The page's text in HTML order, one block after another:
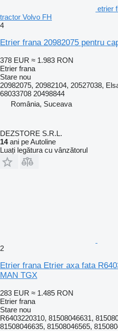
etrier
tractor Volvo FH
4
Etrier frana 20982075 pentru
378 EUR ≈ 1.983 RON
Etrier frana
Stare nou
20982075, 20982104, 20527038,
68033708 20498844
România, Suceava
DEZSTORE S.R.L.
14ani pe Autoline
Luați legătura cu vânzătorul
2
Etrier frana Etrier axa fata
MAN TGX
283 EUR ≈ 1.485 RON
Etrier frana
Stare nou
R6403220310, 81508046631,
81508046635, 81508046565,